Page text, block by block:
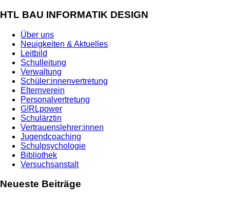
HTL BAU INFORMATIK DESIGN
Über uns
Neuigkeiten & Aktuelles
Leitbild
Schulleitung
Verwaltung
Schüler:innenvertretung
Elternverein
Personalvertretung
G!RLpower
Schulärztin
Vertrauenslehrer:innen
Jugendcoaching
Schulpsychologie
Bibliothek
Versuchsanstalt
Neueste Beiträge